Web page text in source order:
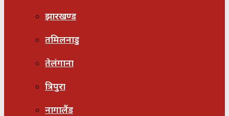
झारखण्ड
तमिलनाडु
तेलंगाना
त्रिपुरा
नागालैंड